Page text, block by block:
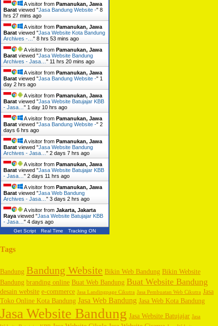
A visitor from Pamanukan, Jawa
Barat viewed "Jasa Bandung Website -" 8
hrs 27 mins ago
A visitor from Pamanukan, Jawa
Barat viewed "Jasa Website Kota Bandung
Archives -…" 8 hrs 53 mins ago
A visitor from Pamanukan, Jawa
Barat viewed "Jasa Website Bandung
Archives - Jasa…" 11 hrs 20 mins ago
A visitor from Pamanukan, Jawa
Barat viewed "Jasa Bandung Website -" 1
day 2 hrs ago
A visitor from Pamanukan, Jawa
Barat viewed "Jasa Website Batujajar KBB
- Jasa…" 1 day 10 hrs ago
A visitor from Pamanukan, Jawa
Barat viewed "Jasa Bandung Website -" 2
days 6 hrs ago
A visitor from Pamanukan, Jawa
Barat viewed "Jasa Website Bandung
Archives - Jasa…" 2 days 7 hrs ago
A visitor from Pamanukan, Jawa
Barat viewed "Jasa Website Batujajar KBB
- Jasa…" 2 days 11 hrs ago
A visitor from Pamanukan, Jawa
Barat viewed "Jasa Web Bandung
Archives - Jasa…" 3 days 2 hrs ago
A visitor from Jakarta, Jakarta
Rayaviewed "Jasa Website Batujajar KBB
- Jasa…" 4 days ago
Get Script Real Time Tracking ON
Tags
Bandung Bandung Website Bikin Web Bandung Bikin Website
Bandung branding online Buat Web Bandung Buat Website Bandung
desain website e-commerce Jasa Landingpage Cikutra Jasa Pembuatan Web Cikutra Jasa
Toko Online Kota Bandung Jasa Web Bandung Jasa Web Kota Bandung
Jasa Website Bandung Jasa Website Batujajar Jasa